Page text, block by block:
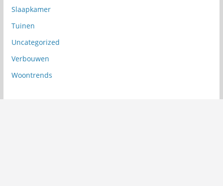
Slaapkamer
Tuinen
Uncategorized
Verbouwen
Woontrends